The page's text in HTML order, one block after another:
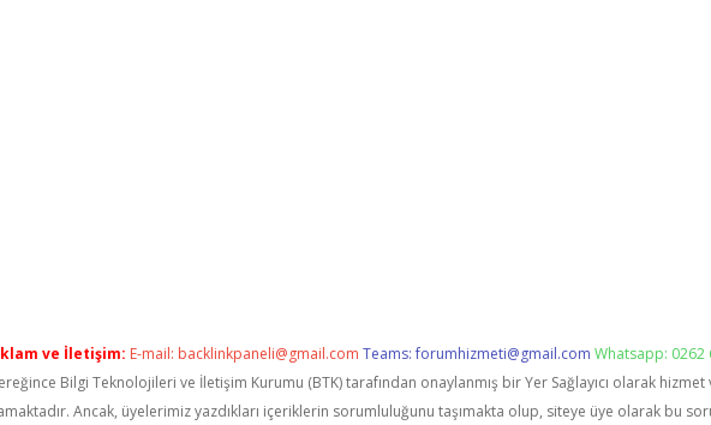
ve İletişim: E-mail: backlinkpaneli@gmail.com Teams:forumhizmeti@gmail.com Whatsapp: 0262
Bilgi Teknolojileri ve İletişim Kurumu (BTK) tarafından onaylanmış bir Yer Sağlayıcı olarak
Ancak, üyelerimiz yazdıkları içeriklerin sorumluluğunu taşımakta olup, siteye üye olarak bu